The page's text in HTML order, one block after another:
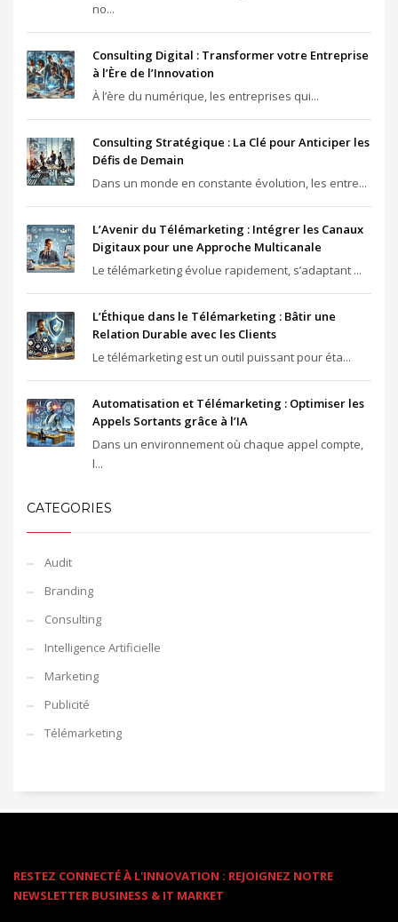
no...
Consulting Digital : Transformer votre Entreprise
à l’Ère de l’Innovation
À l’ère du numérique, les entreprises qui...
Consulting Stratégique : La Clé pour Anticiper les
Défis de Demain
Dans un monde en constante évolution, les entre...
L’Avenir du Télémarketing : Intégrer les Canaux
Digitaux pour une Approche Multicanale
Le télémarketing évolue rapidement, s’adaptant ...
L’Éthique dans le Télémarketing : Bâtir une
Relation Durable avec les Clients
Le télémarketing est un outil puissant pour éta...
Automatisation et Télémarketing : Optimiser les
Appels Sortants grâce à l’IA
Dans un environnement où chaque appel compte,
l...
CATEGORIES
Audit
Branding
Consulting
Intelligence Artificielle
Marketing
Publicité
Télémarketing
RESTEZ CONNECTÉ À L'INNOVATION : REJOIGNEZ NOTRE
NEWSLETTER BUSINESS & IT MARKET